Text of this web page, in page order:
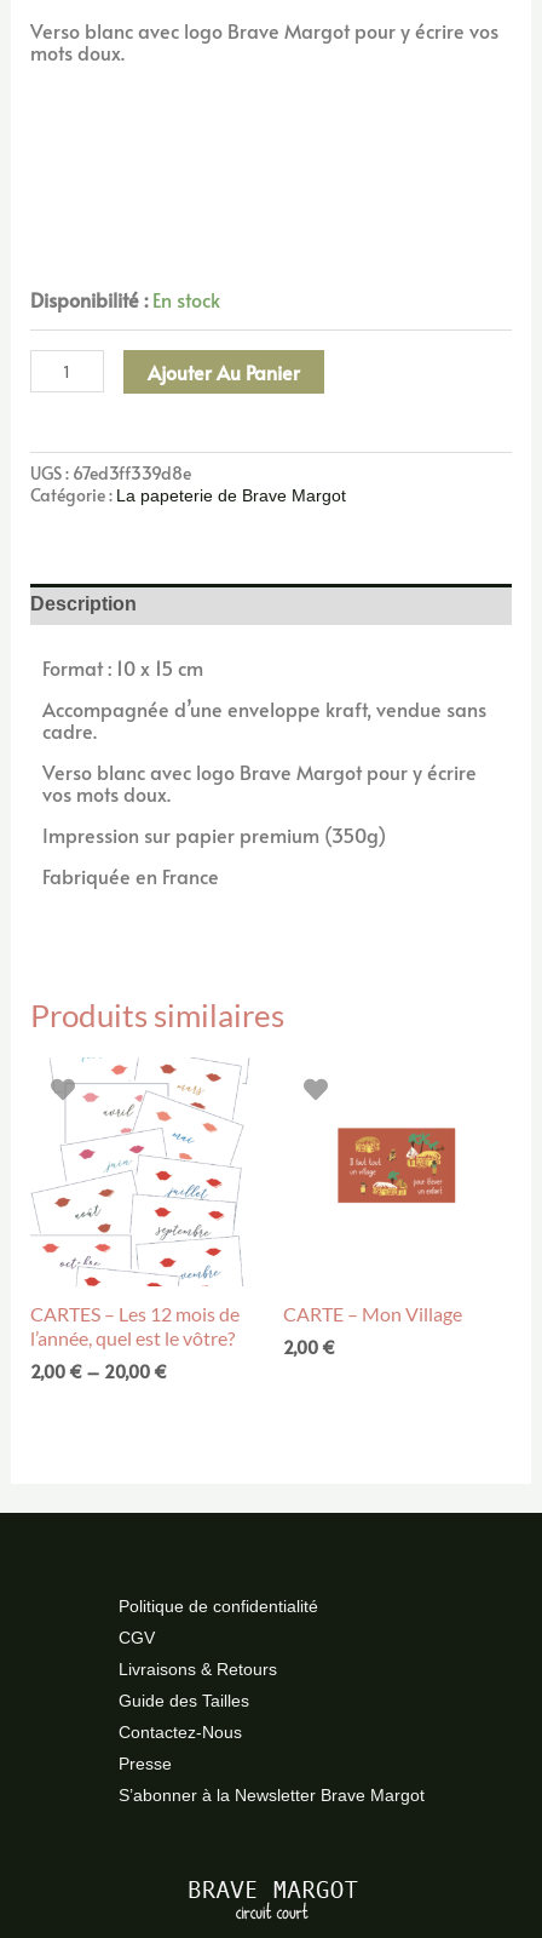
Verso blanc avec logo Brave Margot pour y écrire vos
mots doux.
Disponibilité : En stock
Ajouter Au Panier
UGS : 67ed3ff339d8e
Catégorie : La papeterie de Brave Margot
Description
Format : 10 x 15 cm
Accompagnée d’une enveloppe kraft, vendue sans
cadre.
Verso blanc avec logo Brave Margot pour y écrire
vos mots doux.
Impression sur papier premium (350g)
Fabriquée en France
Produits similaires
CARTES – Les 12 mois de
l’année, quel est le vôtre?
2,00 €– 20,00 €
CARTE – Mon Village
2,00 €
Politique de confidentialité
CGV
Livraisons & Retours
Guide des Tailles
Contactez-Nous
Presse
S’abonner à la Newsletter Brave Margot